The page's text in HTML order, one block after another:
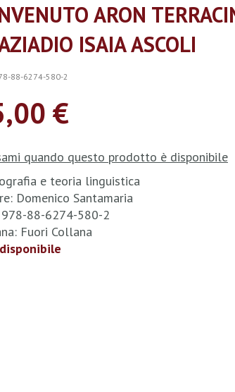
ARON
ISAIA ASCOLI
88-6274-580-2
€
quando questo prodotto è disponibile
e teoria linguistica
Domenico Santamaria
978-88-6274-580-2
Fuori Collana